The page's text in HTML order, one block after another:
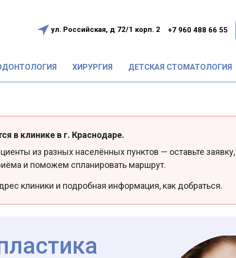
ул. Российская, д 72/1 корп. 2 +7 960 488 66 55
ХИРУРГИЯ ДЕТСКАЯ СТОМАТОЛОГИЯ
в клинике в г. Краснодаре.
из разных населённых пунктов — оставьте
и поможем спланировать маршрут.
клиники и подробная информация, как добраться.